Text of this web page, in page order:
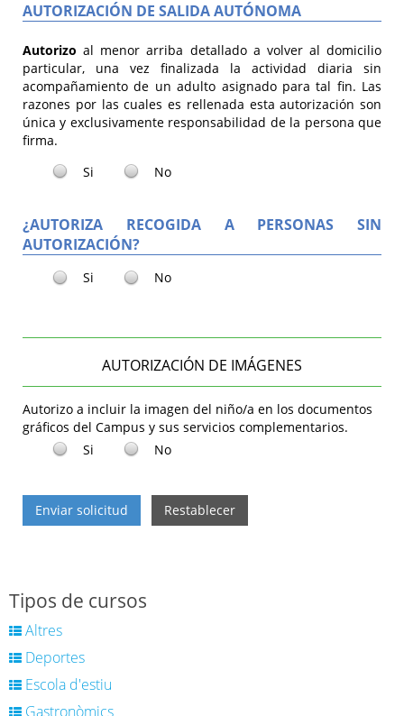
AUTORIZACIÓN DE SALIDA AUTÓNOMA
Autorizo al menor arriba detallado a volver al domicilio
particular, una vez finalizada la actividad diaria sin
acompañamiento de un adulto asignado para tal fin. Las
razones por las cuales es rellenada esta autorización son
única y exclusivamente responsabilidad de la persona que
firma.
Si
No
¿AUTORIZA RECOGIDA A PERSONAS SIN
AUTORIZACIÓN?
Si No
AUTORIZACIÓN DE IMÁGENES
Autorizo a incluir la imagen del niño/a en los documentos
gráficos del Campus y sus servicios complementarios.
Si
No
Enviar solicitud Restablecer
Tipos de cursos
Altres
Deportes
Escola d'estiu
Gastronòmics